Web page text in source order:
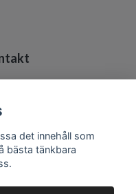
det innehåll som
bästa tänkbara